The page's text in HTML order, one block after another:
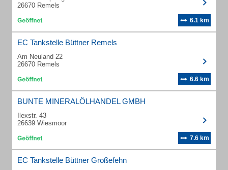
26670 Remels
6.1 km
EC Tankstelle Büttner Remels
Am Neuland 22
26670 Remels
6.6 km
BUNTE MINERALÖLHANDEL GMBH
Ilexstr. 43
26639 Wiesmoor
7.6 km
EC Tankstelle Büttner Großefehn